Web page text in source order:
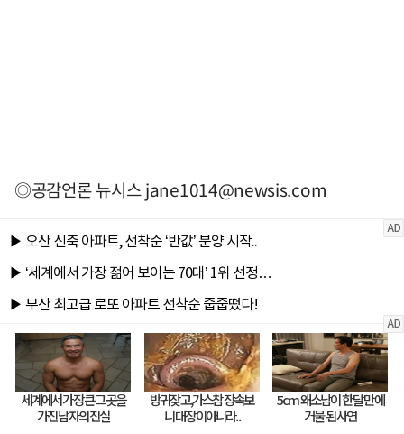
◎공감언론 뉴시스jane1014@newsis.com